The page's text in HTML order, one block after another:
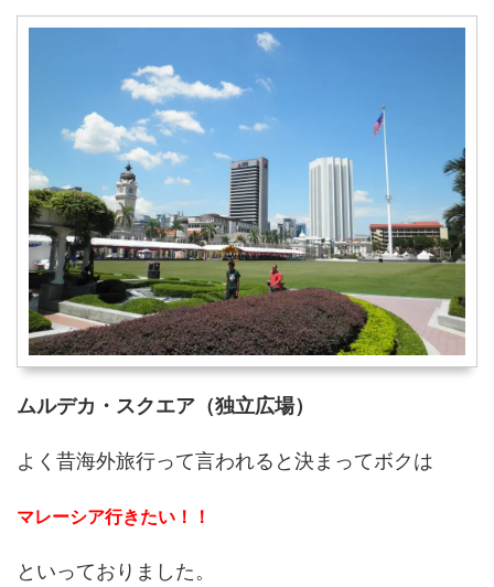
ムルデカ・スクエア（独立広場）
よく昔海外旅行って言われると決まってボクは
マレーシア行きたい！！
といっておりました。